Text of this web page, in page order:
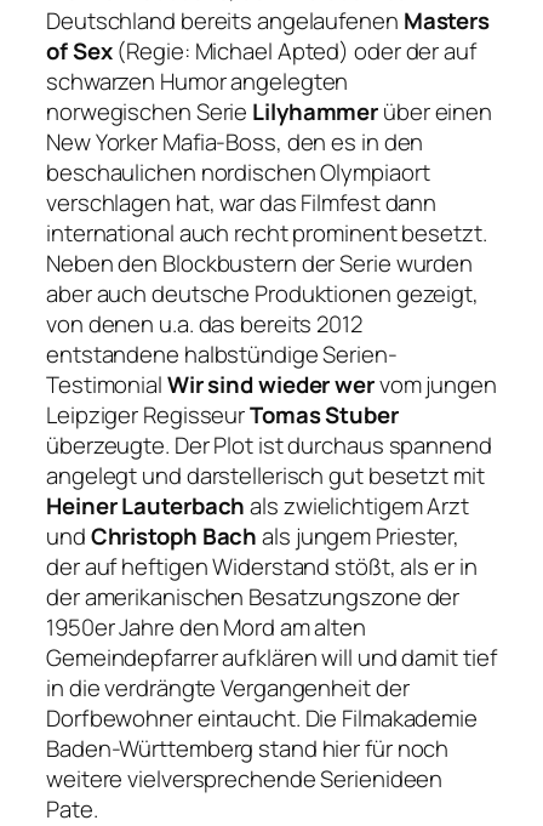
Deutschland bereits angelaufenen Masters
of Sex(Regie: Michael Apted) oder der auf
schwarzen Humor angelegten
norwegischen Serie Lilyhammerüber einen
New Yorker Mafia-Boss, den es in den
beschaulichen nordischen Olympiaort
verschlagen hat, war das Filmfest dann
international auch recht prominent besetzt.
Neben den Blockbustern der Serie wurden
aber auch deutsche Produktionen gezeigt,
von denen u.a. das bereits 2012
entstandene halbstündige Serien-
TestimonialWir sind wieder wervom jungen
Leipziger RegisseurTomas Stuber
überzeugte. Der Plot ist durchaus spannend
angelegt und darstellerisch gut besetzt mit
Heiner Lauterbachals zwielichtigem Arzt
undChristoph Bachals jungem Priester,
der auf heftigen Widerstand stößt, als er in
der amerikanischen Besatzungszone der
1950er Jahre den Mord am alten
Gemeindepfarrer aufklären will und damit tief
in die verdrängte Vergangenheit der
Dorfbewohner eintaucht. Die Filmakademie
Baden-Württemberg stand hier für noch
weitere vielversprechende Serienideen
Pate.